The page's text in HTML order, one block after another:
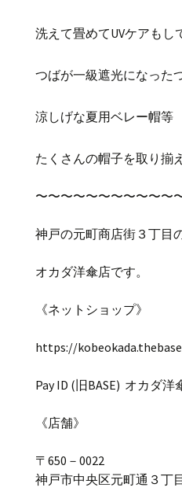
洗えて畳めてUVケアもし
つばが一級遮光になった
涼しげな夏用ベレー帽等
たくさんの帽子を取り揃
〜〜〜〜〜〜〜〜〜〜〜
神戸の元町商店街３丁目
オカダ洋傘店です。
《ネットショップ》
https://
Pay ID ( 旧BASE) オカダ洋
《店舗》
〒 650 － 0022
神戸市中央区元町通３丁